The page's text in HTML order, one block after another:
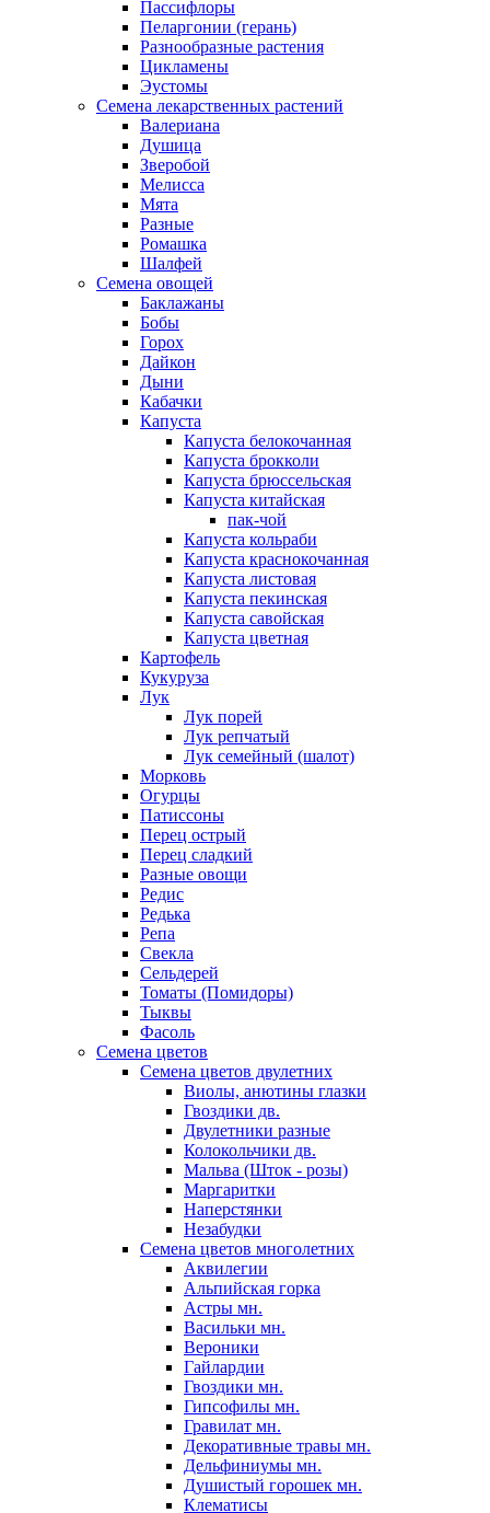
Пассифлоры
Пеларгонии (герань)
Разнообразные растения
Цикламены
Эустомы
Семена лекарственных растений
Валериана
Душица
Зверобой
Мелисса
Мята
Разные
Ромашка
Шалфей
Семена овощей
Баклажаны
Бобы
Горох
Дайкон
Дыни
Кабачки
Капуста
Капуста белокочанная
Капуста брокколи
Капуста брюссельская
Капуста китайская
пак-чой
Капуста кольраби
Капуста краснокочанная
Капуста листовая
Капуста пекинская
Капуста савойская
Капуста цветная
Картофель
Кукуруза
Лук
Лук порей
Лук репчатый
Лук семейный (шалот)
Морковь
Огурцы
Патиссоны
Перец острый
Перец сладкий
Разные овощи
Редис
Редька
Репа
Свекла
Сельдерей
Томаты (Помидоры)
Тыквы
Фасоль
Семена цветов
Семена цветов двулетних
Виолы, анютины глазки
Гвоздики дв.
Двулетники разные
Колокольчики дв.
Мальва (Шток - розы)
Маргаритки
Наперстянки
Незабудки
Семена цветов многолетних
Аквилегии
Альпийская горка
Астры мн.
Васильки мн.
Вероники
Гайлардии
Гвоздики мн.
Гипсофилы мн.
Гравилат мн.
Декоративные травы мн.
Дельфиниумы мн.
Душистый горошек мн.
Клематисы